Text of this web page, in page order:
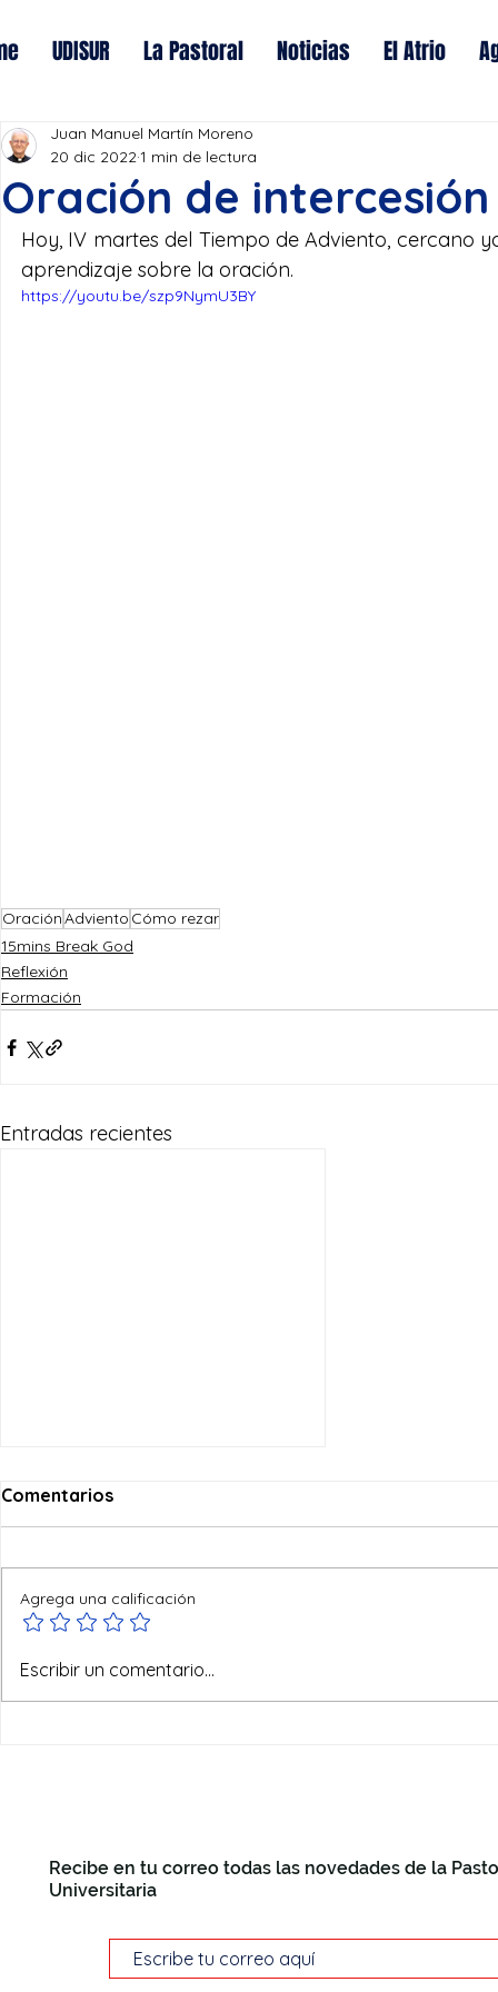
UDISUR La Pastoral Noticias El Atrio
Oración de intercesión
Juan Manuel Martín Moreno
20 dic 20221 min de lectura
Hoy, IV martes del Tiempo de Adviento, cercano
aprendizaje sobre la oración.
https://youtu.be/szp9NymU3BY
OraciónAdviento Cómo rezar
15mins Break God
Reflexión
Formación
Entradas recientes
Ofertas de verano
Comentarios
Agrega una calificación
Escribir un comentario...
Recibe en tu correo todas las novedades de la
Universitaria